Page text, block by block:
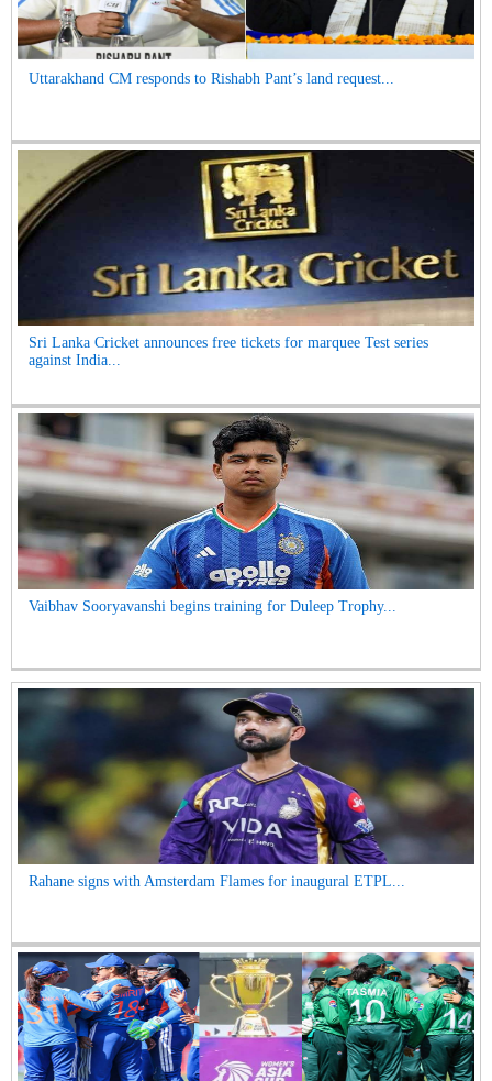
Uttarakhand CM responds to Rishabh Pant’s land request...
Sri Lanka Cricket announces free tickets for marquee Test series
against India...
Vaibhav Sooryavanshi begins training for Duleep Trophy...
Rahane signs with Amsterdam Flames for inaugural ETPL...